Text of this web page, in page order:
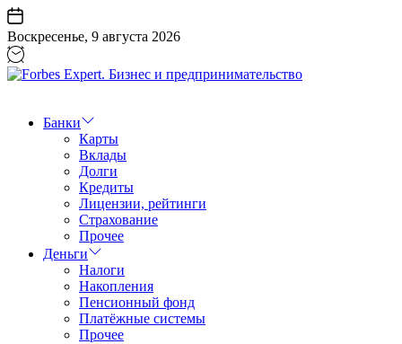
Перейти
к
содержанию
Воскресенье, 9 августа 2026
Бизнес
предпринимательство
Банки
Карты
Вклады
Долги
Кредиты
Лицензии, рейтинги
Страхование
Прочее
Деньги
Налоги
Накопления
Пенсионный фонд
Платёжные системы
Прочее